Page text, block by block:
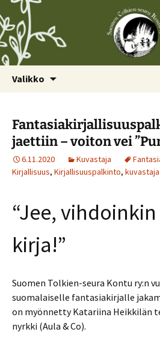
Valikko
jaettiin – voiton vei
6.11.2020 Kuvastaja
Kirjallisuus, Kirjallisuuspalkinto, kuvastaja
“Jee,
kirja!”
Suomen Tolkien-seura Kontu ry:n
suomalaiselle fantasiakirjalle
on myönnetty Katariina Heikkilän
nyrkki (Aula & Co).